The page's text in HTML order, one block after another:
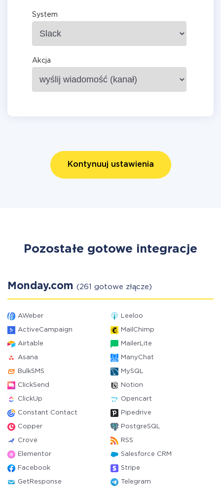
System
Akcja
Kontynuuj ustawienia
Pozostałe gotowe integracje
Monday.com (261 gotowe złącze)
AWeber Leeloo
ActiveCampaign MailChimp
Airtable MailerLite
Asana ManyChat
BulkSMS MySQL
ClickSend Notion
ClickUp Opencart
Constant Contact Pipedrive
Copper PostgreSQL
Crove RSS
Elementor Salesforce CRM
Facebook Stripe
GetResponse Telegram